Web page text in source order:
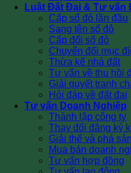
Luật Đất Đai & Tư vấn
Cấp sổ đỏ lần đầu
Sang tên sổ đỏ
Cấp đổi sổ đỏ
Chuyển đổi mục
Thừa kế nhà đất
Tư vấn về thu hồi
Giải quyết tranh
Hỏi đáp về đất đai
Tư vấn Doanh Nghiệp
Thành lập công ty
Thay đổi đăng ký
Giải thể và phá sản
Mua bán doanh
Tư vấn hợp đồng